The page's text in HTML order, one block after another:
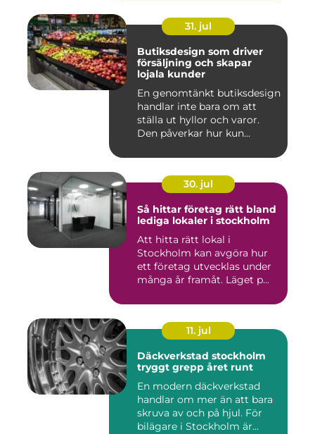
31. jul
Butiksdesign som driver
försäljning och skapar
lojala kunder
En genomtänkt butiksdesign
handlar inte bara om att
ställa ut hyllor och varor.
Den påverkar hur kun...
30. jul
Så hittar företag rätt bland
lediga lokaler i stockholm
Att hitta rätt lokal i
Stockholm kan avgöra hur
ett företag utvecklas under
många år framåt. Läget p...
11. jul
Däckverkstad stockholm
tryggt grepp året runt
En modern däckverkstad
handlar om mer än att bara
skruva av och på hjul. För
bilägare i Stockholm är...